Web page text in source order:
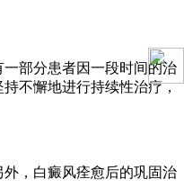
部分患者因一段时间的治
不懈地进行持续性治疗，
，白癜风痊愈后的巩固治